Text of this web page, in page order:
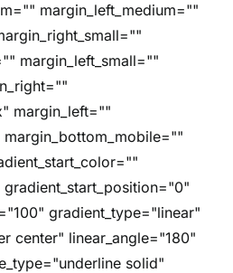
margin_left_medium=""
margin_left_small=""
margin_left=""
gradient_type="linear"
center" linear_angle="180"
solid"